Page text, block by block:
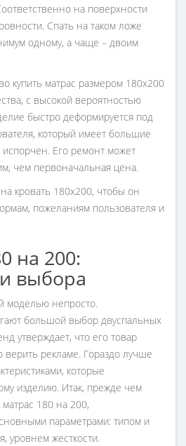
на поверхности
Спать на таком ложе
одному, а чаще – двоим
купить матрас размером 180х200
с высокой вероятностью
быстро деформируется под
который имеет большие
испорчен. Его ремонт может
чем первоначальная цена.
кровать 180х200, чтобы он
пожеланиям пользователя и
на 200:
выбора
моделью непросто.
большой выбор двуспальных
утверждает, что его товар
рекламе. Гораздо лучше
которые
изделию. Итак, прежде чем
180 на 200,
параметрами: типом и
уровнем жесткости.